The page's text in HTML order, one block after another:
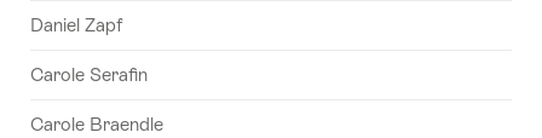
Daniel Zapf
Carole Serafin
Carole Braendle